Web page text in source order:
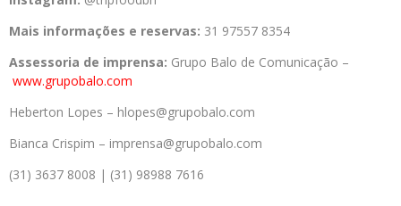
Mais informações e reservas: 31 97557 8354
Assessoria de imprensa: Grupo Balo de Comunicação –
www.grupobalo.com
Heberton Lopes – hlopes@grupobalo.com
Bianca Crispim – imprensa@grupobalo.com
(31) 3637 8008 | (31) 98988 7616